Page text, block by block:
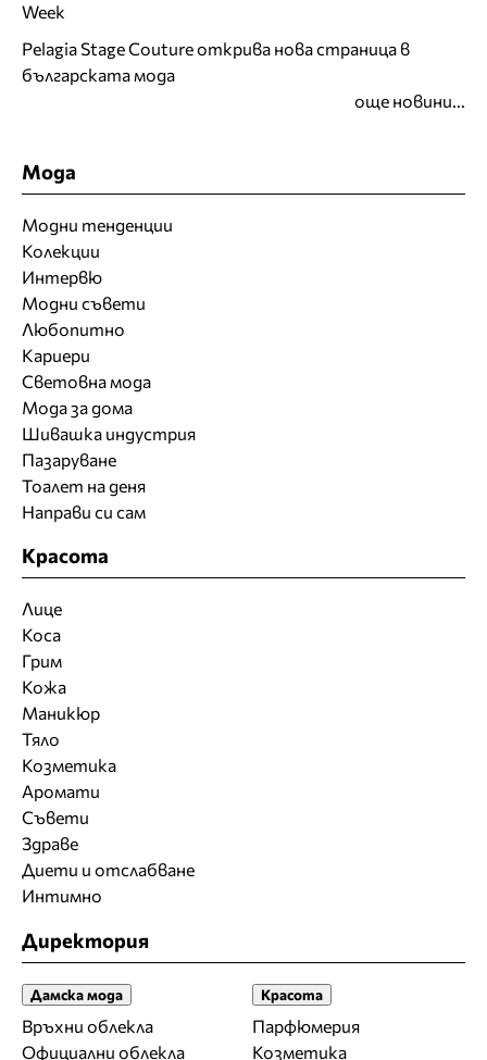
Week
Pelagia Stage Couture открива нова страница в
българската мода
още новини...
Мода
Модни тенденции
Колекции
Интервю
Модни съвети
Любопитно
Кариери
Световна мода
Мода за дома
Шивашка индустрия
Пазаруване
Тоалет на деня
Направи си сам
Красота
Лице
Коса
Грим
Кожа
Маникюр
Тяло
Козметика
Аромати
Съвети
Здраве
Диети и отслабване
Интимно
Директория
Дамска мода
Връхни облекла
Официални облекла
Красота
Парфюмерия
Козметика